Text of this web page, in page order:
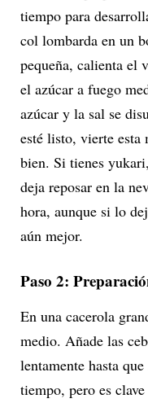
tiempo para
col lombarda en un
pequeña, calienta el
el azúcar a fuego
azúcar y la sal se
esté listo, vierte
bien. Si tienes
deja reposar en la
hora, aunque si lo
aún mejor.
Paso 2:
En una cacerola
medio. Añade las
lentamente hasta
tiempo, pero es